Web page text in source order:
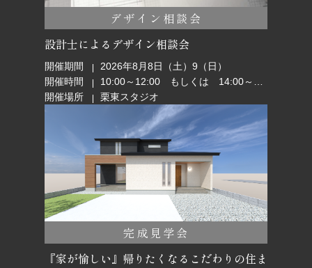
デザイン相談会
設計士によるデザイン相談会
開催期間
2026年8月8日（土）9（日）
開催時間
10:00～12:00 もしくは 14:00～16:00
開催場所
栗東スタジオ
完成見学会
『家が愉しい』帰りたくなるこだわりの住ま